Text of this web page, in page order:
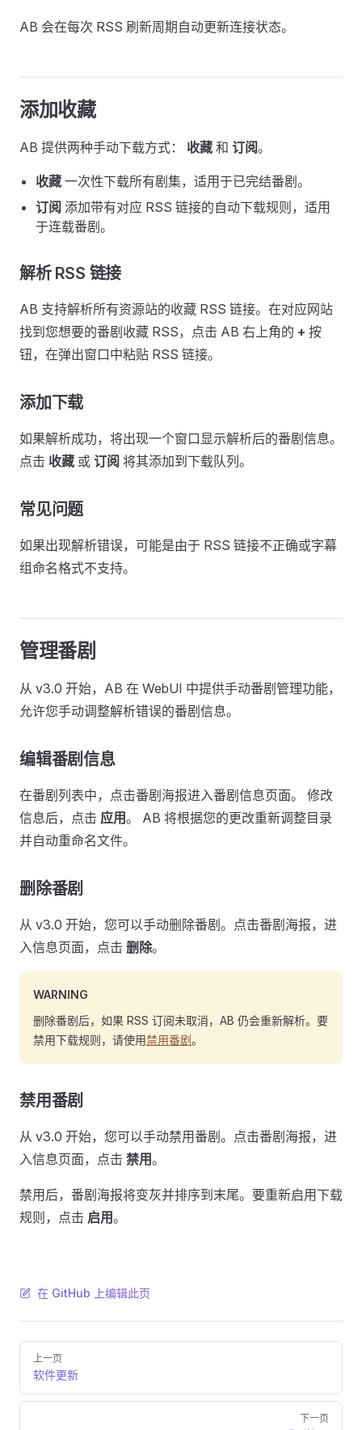
AB 会在每次 RSS 刷新周期自动更新连接状态。
添加收藏
AB 提供两种手动下载方式： 收藏 和 订阅。
收藏 一次性下载所有剧集，适用于已完结番剧。
订阅 添加带有对应 RSS 链接的自动下载规则，适用
于连载番剧。
解析 RSS 链接
AB 支持解析所有资源站的收藏 RSS 链接。在对应网站
找到您想要的番剧收藏 RSS，点击 AB 右上角的 + 按
钮，在弹出窗口中粘贴 RSS 链接。
添加下载
如果解析成功，将出现一个窗口显示解析后的番剧信息。
点击 收藏 或 订阅 将其添加到下载队列。
常见问题
如果出现解析错误，可能是由于 RSS 链接不正确或字幕
组命名格式不支持。
管理番剧
从 v3.0 开始，AB 在 WebUI 中提供手动番剧管理功能，
允许您手动调整解析错误的番剧信息。
编辑番剧信息
在番剧列表中，点击番剧海报进入番剧信息页面。 修改
信息后，点击 应用。 AB 将根据您的更改重新调整目录
并自动重命名文件。
删除番剧
从 v3.0 开始，您可以手动删除番剧。点击番剧海报，进
入信息页面，点击 删除。
WARNING
删除番剧后，如果 RSS 订阅未取消，AB 仍会重新解析。要
禁用下载规则，请使用禁用番剧。
禁用番剧
从 v3.0 开始，您可以手动禁用番剧。点击番剧海报，进
入信息页面，点击 禁用。
禁用后，番剧海报将变灰并排序到末尾。要重新启用下载
规则，点击 启用。
在 GitHub 上编辑此页
Pager
上一页
软件更新
下一页